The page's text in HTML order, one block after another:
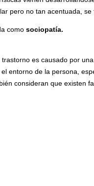
pero no tan acentuada,
comosociopatía.
es causado por
entorno de la persona,
consideran que existen